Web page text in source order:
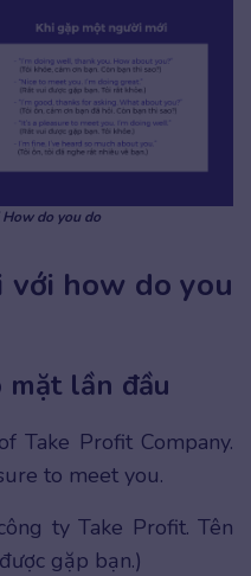
do you do
với how do you
lần đầu
Take Profit Company.
to meet you.
ty Take Profit. Tên
gặp bạn.)